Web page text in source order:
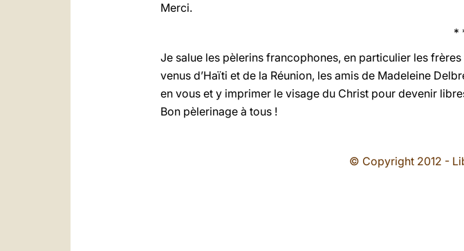
Merci.
*
Je salue les pèlerins francophones, en particulier les
venus d’Haïti et de la Réunion, les amis de Madeleine
en vous et y imprimer le visage du Christ pour devenir
Bon pèlerinage à tous !
© Copyright 2012 -